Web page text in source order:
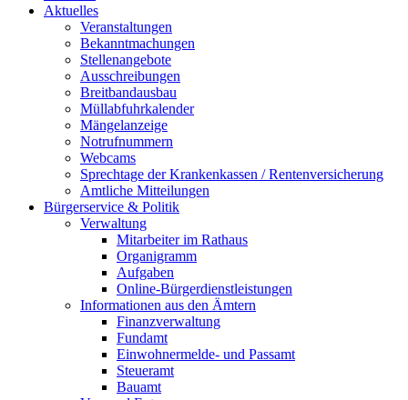
Aktuelles
Veranstaltungen
Bekanntmachungen
Stellenangebote
Ausschreibungen
Breitbandausbau
Müllabfuhrkalender
Mängelanzeige
Notrufnummern
Webcams
Sprechtage der Krankenkassen / Rentenversicherung
Amtliche Mitteilungen
Bürgerservice & Politik
Verwaltung
Mitarbeiter im Rathaus
Organigramm
Aufgaben
Online-Bürgerdienstleistungen
Informationen aus den Ämtern
Finanzverwaltung
Fundamt
Einwohnermelde- und Passamt
Steueramt
Bauamt